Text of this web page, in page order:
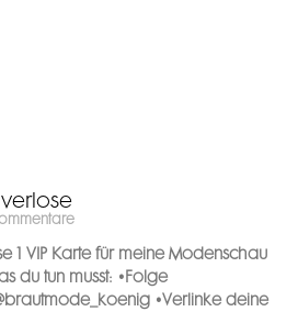
1 VIP Karte für meine Modenschau
du tun musst: •Folge
•Verlinke deine